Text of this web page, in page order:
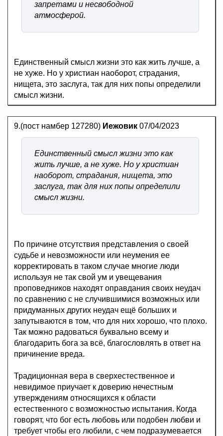
запретами и несвободной
атмосферой.
Единственный смысл жизни это как жить лучше, а
не хуже. Но у христиан наоборот, страдания,
нищета, это заслуга, так для них попы определили
смысл жизни.
9.(пост намбер 127280) Иежовик 07/04/2023
Единственный смысл жизни это как
жить лучше, а не хуже. Но у христиан
наоборот, страдания, нищета, это
заслуга, так для них попы определили
смысл жизни.
По причине отсутствия представления о своей
судьбе и невозможности или неумения ее
корректировать в таком случае многие люди
используя не так свой ум и увещевания
проповедников находят оправдания своих неудач
по сравнению с не случившимися возможных или
придуманных других неудач ещё больших и
запутываются в том, что для них хорошо, что плохо.
Так можно радоваться буквально всему и
благодарить бога за всё, благословлять в ответ на
причинение вреда.
Традиционная вера в сверхестественное и
невидимое приучает к доверию нечестным
утверждениям относящихся к области
естественного с возможностью испытания. Когда
говорят, что бог есть любовь или подобен любви и
требует чтобы его любили, с чем подразумевается